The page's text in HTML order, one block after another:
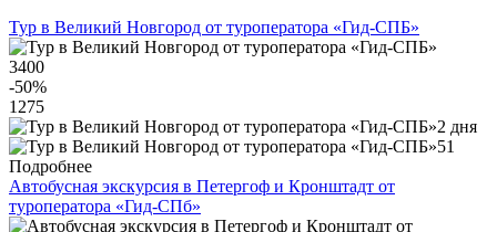
Тур в Великий Новгород от туроператора «Гид-СПБ»
3400
-50%
1275
2 дня
51
Подробнее
Автобусная экскурсия в Петергоф и Кронштадт от
туроператора «Гид-СПб»